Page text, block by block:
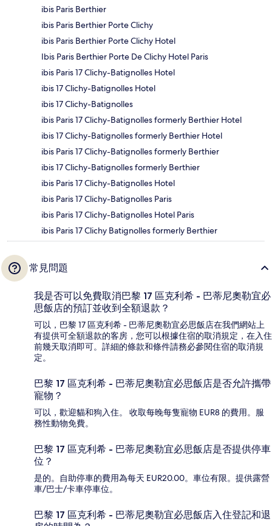
ibis Paris Berthier
ibis Paris Berthier Porte Clichy
ibis Paris Berthier Porte Clichy Hotel
Ibis Paris Berthier Porte De Clichy Hotel Paris
ibis Paris 17 Clichy-Batignolles Hotel
ibis 17 Clichy-Batignolles Hotel
ibis 17 Clichy-Batignolles
ibis Paris 17 Clichy-Batignolles formerly Berthier Hotel
ibis 17 Clichy-Batignolles formerly Berthier Hotel
ibis Paris 17 Clichy-Batignolles formerly Berthier
ibis 17 Clichy-Batignolles formerly Berthier
ibis Paris 17 Clichy-Batignolles Hotel
ibis Paris 17 Clichy-Batignolles Paris
ibis Paris 17 Clichy-Batignolles Hotel Paris
ibis Paris 17 Clichy Batignolles formerly Berthier
常見問題
我是否可以免費取消巴黎 17 區克利希 - 巴蒂尼奧勒宜必
思飯店的預訂並收到全額退款？
可以，巴黎 17 區克利希 - 巴蒂尼奧勒宜必思飯店在我們網站上
有提供可全額退款的客房，您可以根據住宿的取消規定，在入住
前幾天取消即可。詳細的條款和條件請務必參閱住宿的取消規
定。
巴黎 17 區克利希 - 巴蒂尼奧勒宜必思飯店是否允許攜帶
寵物？
可以，歡迎貓和狗入住。 收取每晚每隻寵物 EUR8 的費用。服
務性動物免費。
巴黎 17 區克利希 - 巴蒂尼奧勒宜必思飯店是否提供停車
位？
是的。自助停車的費用為每天 EUR20.00。車位有限。提供露營
車/巴士/卡車停車位。
巴黎 17 區克利希 - 巴蒂尼奧勒宜必思飯店入住登記和退